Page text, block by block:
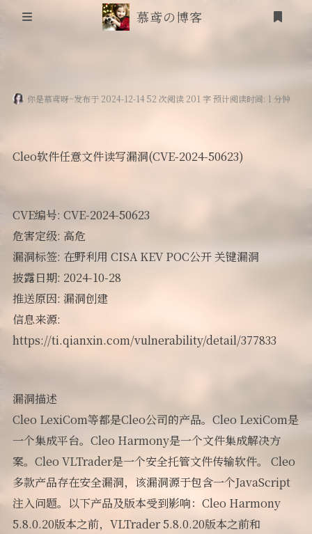
靶场笔记
friends
追番
RSS
说说
慕鸢の博客
你是慕鸢呀~发布于 2024-12-14 52 次阅读 201 字 预计阅读时间: 1 分钟
Cleo软件任意文件读写漏洞(CVE-2024-50623)
CVE编号: CVE-2024-50623
危害定级: 高危
漏洞标签: 在野利用 CISA KEV POC公开 关键漏洞
披露日期: 2024-10-28
推送原因: 漏洞创建
信息来源:
https://ti.qianxin.com/vulnerability/detail/377833
漏洞描述
Cleo LexiCom等都是Cleo公司的产品。Cleo LexiCom是
一个集成平台。Cleo Harmony是一个文件集成解决方
案。Cleo VLTrader是一个安全托管文件传输软件。 Cleo
多款产品存在安全漏洞，该漏洞源于包含一个JavaScript
注入问题。以下产品及版本受到影响：Cleo Harmony
5.8.0.20版本之前，VLTrader 5.8.0.20版本之前和